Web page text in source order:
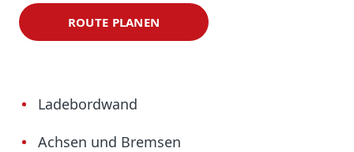
ROUTE PLANEN
Ladebordwand
Achsen und Bremsen